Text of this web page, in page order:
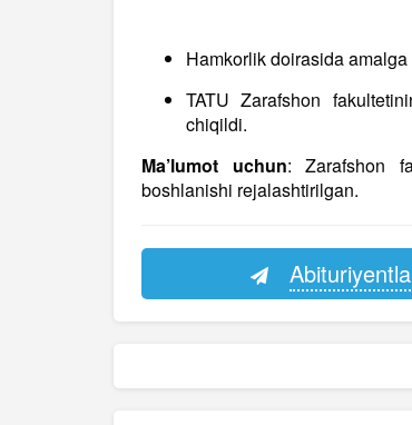
Hamkorlik doirasida
TATU Zarafshon
chiqildi.
Ma’lumot uchun: Zarafshon
boshlanishi rejalashtirilgan.